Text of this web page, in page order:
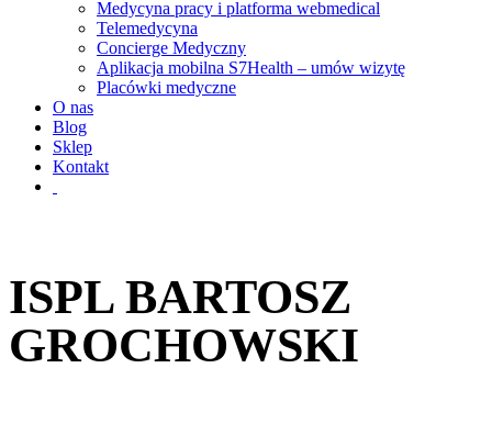
Medycyna pracy i platforma webmedical
Telemedycyna
Concierge Medyczny
Aplikacja mobilna S7Health – umów wizytę
Placówki medyczne
O nas
Blog
Sklep
Kontakt
ISPL BARTOSZ
GROCHOWSKI